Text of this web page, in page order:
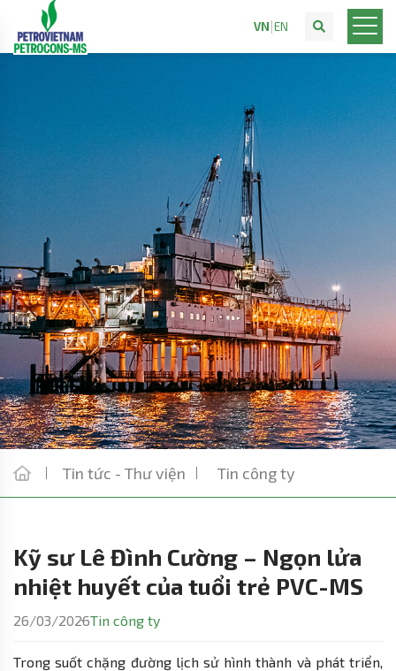
VN EN
Tin tức - Thư viện Tin công ty
Kỹ sư Lê Đình Cường – Ngọn lửa
nhiệt huyết của tuổi trẻ PVC-MS
26/03/2026Tin công ty
Trong suốt chặng đường lịch sử hình thành và phát triển,